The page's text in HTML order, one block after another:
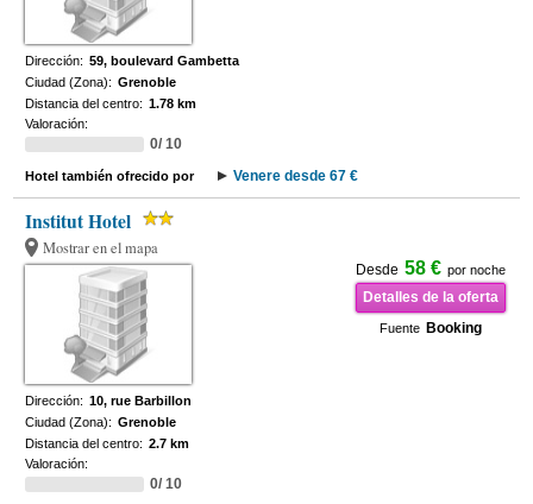
Dirección: 59, boulevard Gambetta
Ciudad (Zona): Grenoble
Distancia del centro: 1.78 km
Valoración:
0/ 10
Hotel también ofrecido por Venere desde 67 €
Institut Hotel
Mostrar en el mapa
Desde 58 € por noche
Detalles de la oferta
Fuente Booking
Dirección: 10, rue Barbillon
Ciudad (Zona): Grenoble
Distancia del centro: 2.7 km
Valoración:
0/ 10